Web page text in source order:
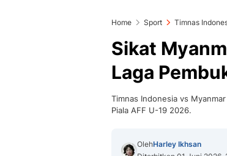
Home Sport Timnas
Sikat
Laga
Timnas Indonesia vs
Piala AFF U-19 2026.
OlehHarley Ikhsan